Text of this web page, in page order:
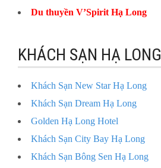
Du thuyền V’Spirit Hạ Long
KHÁCH SẠN HẠ LONG
Khách Sạn New Star Hạ Long
Khách Sạn Dream Hạ Long
Golden Hạ Long Hotel
Khách Sạn City Bay Hạ Long
Khách Sạn Bông Sen Hạ Long